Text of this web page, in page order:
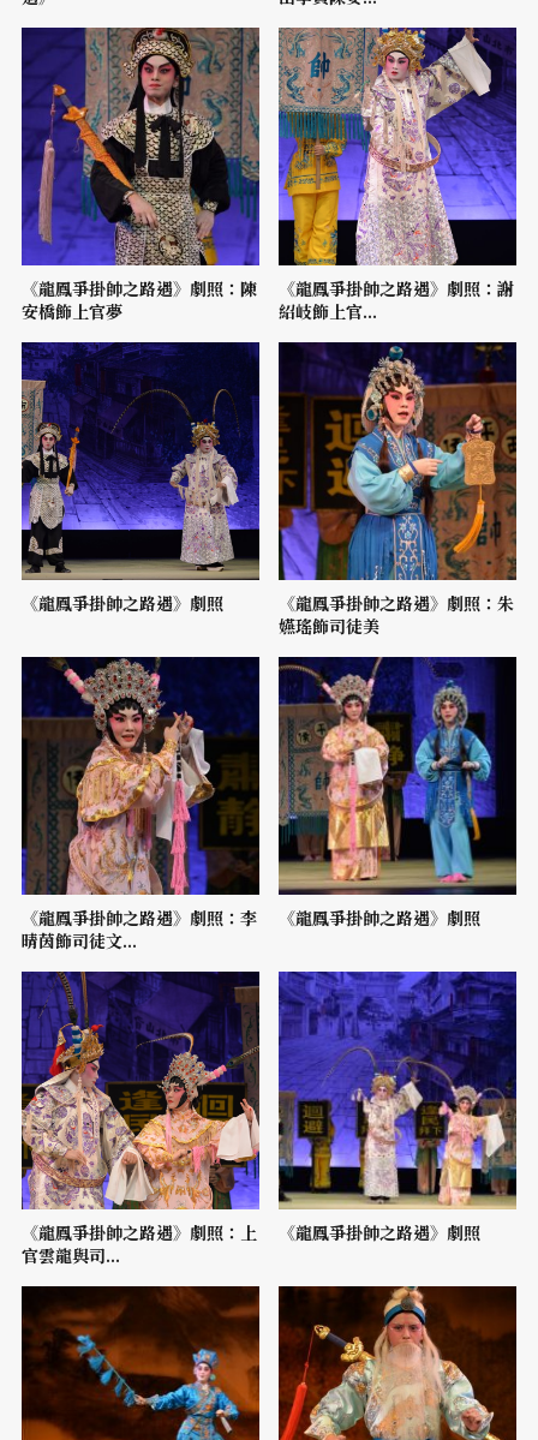
《龍鳳爭掛帥之路遇》劇照：陳
安橋飾上官夢
《龍鳳爭掛帥之路遇》劇照：謝
紹岐飾上官...
《龍鳳爭掛帥之路遇》劇照
《龍鳳爭掛帥之路遇》劇照：朱
嬿瑤飾司徒美
《龍鳳爭掛帥之路遇》劇照：李
晴茵飾司徒文...
《龍鳳爭掛帥之路遇》劇照
《龍鳳爭掛帥之路遇》劇照：上
官雲龍與司...
《龍鳳爭掛帥之路遇》劇照